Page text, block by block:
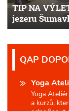
TIP NA
jezeru
QAP
Yoga
Yoga
a kurzů,